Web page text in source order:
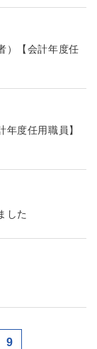
）【会計年度任
度任用職員】
した
9